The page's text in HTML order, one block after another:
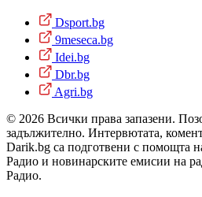
Dsport.bg
9meseca.bg
Idei.bg
Dbr.bg
Agri.bg
© 2026 Всички права запазени.
задължително. Интервютата,
Darik.bg са подготвени с помощта
Радио и новинарските емисии на
Радио.